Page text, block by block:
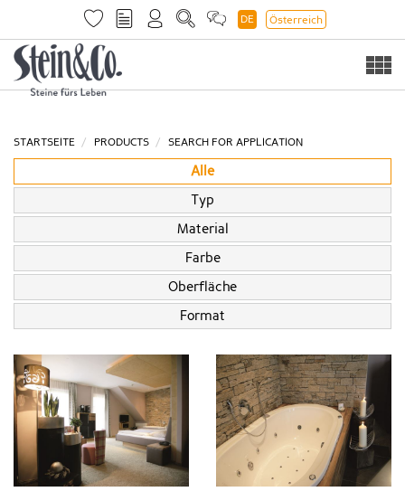
DE Österreich
STARTSEITE PRODUCTS SEARCH FOR APPLICATION
Alle
Typ
Material
Farbe
Oberfläche
Format